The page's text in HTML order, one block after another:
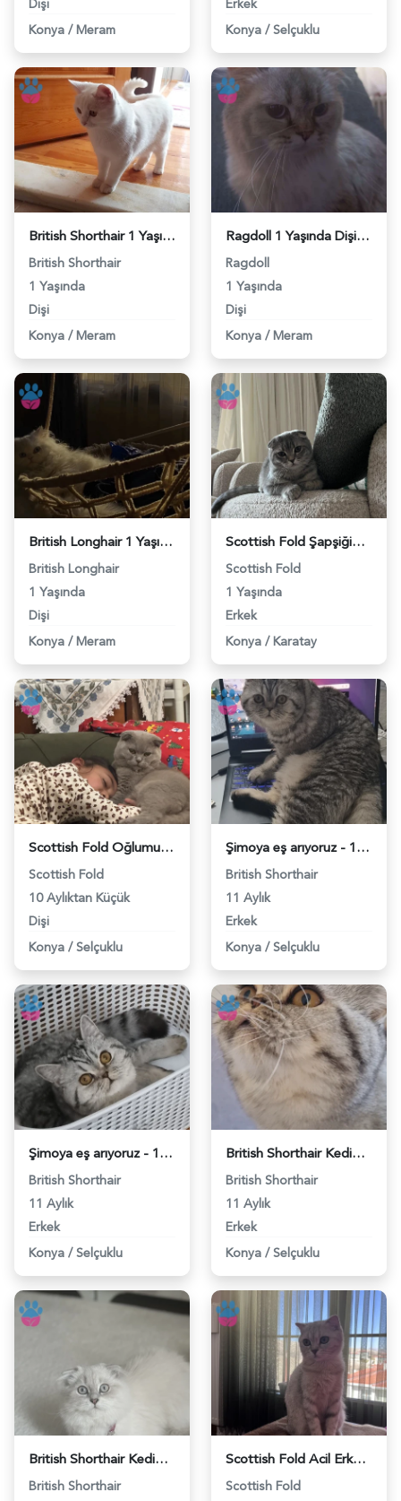
Dişi
Konya / Meram
Erkek
Konya / Selçuklu
British Shorthair 1 Yaşında Eş Arıyor - 118983999
British Shorthair
1 Yaşında
Dişi
Konya / Meram
Ragdoll 1 Yaşında Dişi Kızgınlıkta - 118983870
Ragdoll
1 Yaşında
Dişi
Konya / Meram
British Longhair 1 Yaşında Eş Arıyor - 118983819
British Longhair
1 Yaşında
Dişi
Konya / Meram
Scottish Fold Şapşiğimize dişi eş arıyoruz - 118983736
Scottish Fold
1 Yaşında
Erkek
Konya / Karatay
Scottish Fold Oğlumuza eş arıyoruz - 118983522
Scottish Fold
10 Aylıktan Küçük
Dişi
Konya / Selçuklu
Şimoya eş arıyoruz - 118983437
British Shorthair
11 Aylık
Erkek
Konya / Selçuklu
Şimoya eş arıyoruz - 118983439
British Shorthair
11 Aylık
Erkek
Konya / Selçuklu
British Shorthair Kedim Şimoya eş arıyoruz - 118983440
British Shorthair
11 Aylık
Erkek
Konya / Selçuklu
British Shorthair Kedim Linda Eş Arıyor - 118983347
British Shorthair
Scottish Fold Acil Erkek eş arıyoruz - 118983256
Scottish Fold